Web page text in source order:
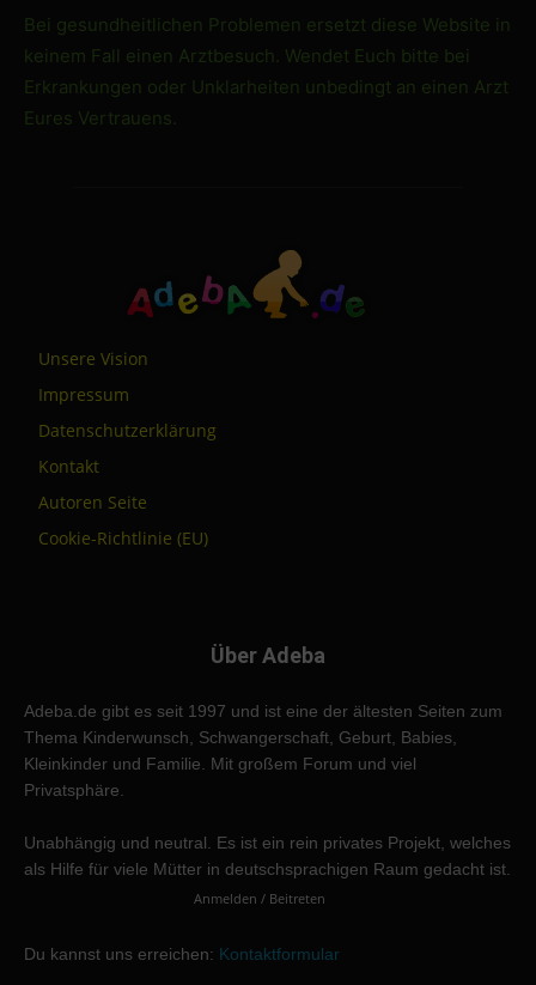
Bei gesundheitlichen Problemen ersetzt diese Website in
keinem Fall einen Arztbesuch. Wendet Euch bitte bei
Erkrankungen oder Unklarheiten unbedingt an einen Arzt
Eures Vertrauens.
Unsere Vision
Impressum
Datenschutzerklärung
Kontakt
Autoren Seite
Cookie-Richtlinie (EU)
Über Adeba
Adeba.de gibt es seit 1997 und ist eine der ältesten Seiten zum
Thema Kinderwunsch, Schwangerschaft, Geburt, Babies,
Kleinkinder und Familie. Mit großem Forum und viel
Privatsphäre.
Unabhängig und neutral. Es ist ein rein privates Projekt, welches
als Hilfe für viele Mütter in deutschsprachigen Raum gedacht ist.
Anmelden / Beitreten
Du kannst uns erreichen: Kontaktformular